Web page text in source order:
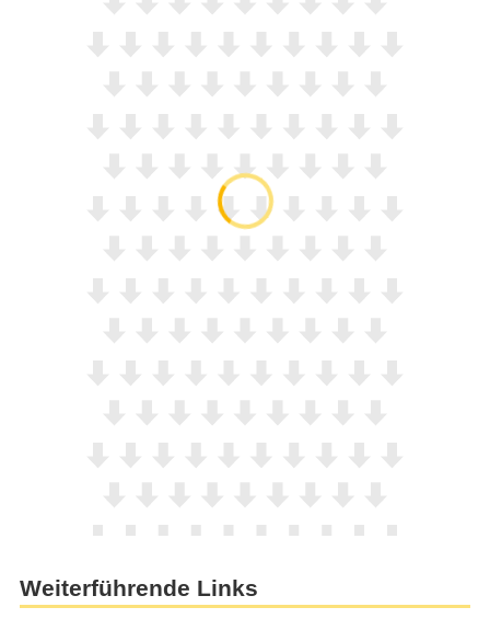
Weiterführende Links